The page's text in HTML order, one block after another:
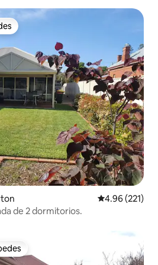
Calificación
4.96 (221)
de 2 dormitorios.
preferido